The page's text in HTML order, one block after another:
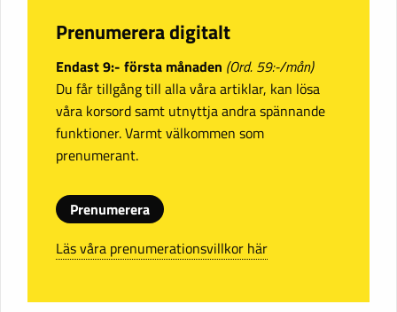
Prenumerera digitalt
Endast 9:- första månaden (Ord. 59:-/mån)
Du får tillgång till alla våra artiklar, kan lösa
våra korsord samt utnyttja andra spännande
funktioner. Varmt välkommen som
prenumerant.
Prenumerera
Läs våra prenumerationsvillkor här